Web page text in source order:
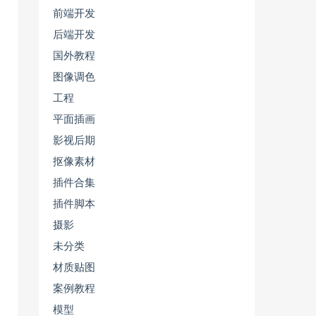
前端开发
后端开发
国外教程
图像调色
工程
平面插画
影视后期
抠像素材
插件合集
插件脚本
摄影
未分类
材质贴图
案例教程
模型